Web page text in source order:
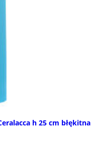
h 25 cm błękitna